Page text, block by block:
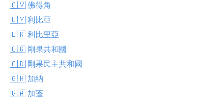
🇨🇻 佛得角
🇱🇾 利比亞
🇱🇷 利比里亞
🇨🇬 剛果共和國
🇨🇩 剛果民主共和國
🇬🇭 加納
🇬🇦 加蓬